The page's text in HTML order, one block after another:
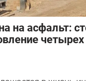
на асфальт:
четырех